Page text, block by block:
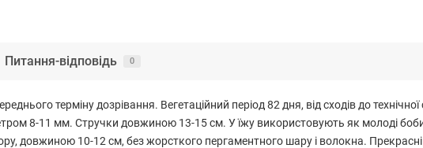
Питання-відповідь 0
терміну дозрівання. Вегетаційний період 82 дня, від сходів до
8-11 мм. Стручки довжиною 13-15 см. У їжу використовують як молоді боби
довжиною 10-12 см, без жорсткого пергаментного шару і волокна.